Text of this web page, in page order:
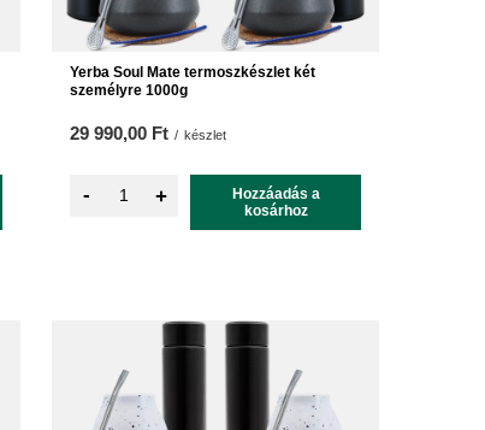
Yerba Soul Mate termoszkészlet két
személyre 1000g
29 990,00 Ft / készlet
- +
Hozzáadás a
kosárhoz